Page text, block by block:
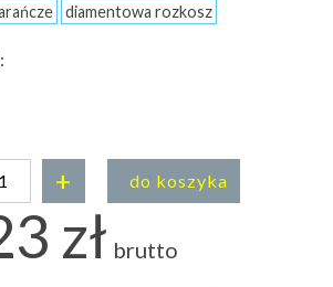
diamentowa rozkosz
+ do koszyka
zł brutto